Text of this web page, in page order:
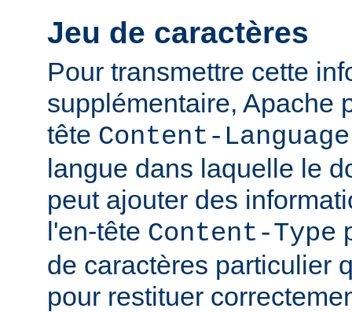
Jeu de caractères
Pour transmettre cette
supplémentaire, Apache
tête Content-Language
langue dans laquelle le
peut ajouter des
l'en-tête Content-Type
de caractères particulier
pour restituer